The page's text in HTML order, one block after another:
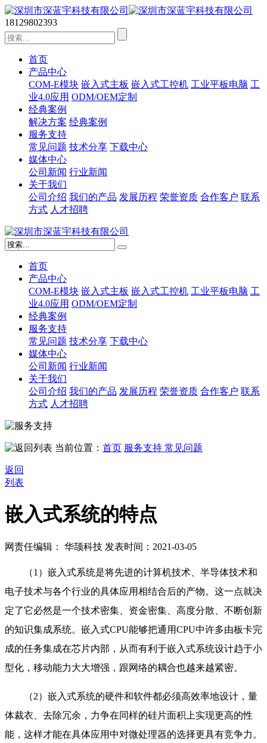
18129802393
首页
产品中心
COM-E模块 嵌入式主板 嵌入式工控机 工业平板电脑 工
业4.0应用 ODM/OEM定制
经典案例
解决方案 经典案例
服务支持
常见问题 技术分享 下载中心
媒体中心
公司新闻 行业新闻
关于我们
公司介绍 我们的产品 发展历程 荣誉资质 合作客户 联系
方式 人才招聘
首页
产品中心
COM-E模块 嵌入式主板 嵌入式工控机 工业平板电脑 工
业4.0应用 ODM/OEM定制
经典案例
服务支持
常见问题 技术分享 下载中心
媒体中心
公司新闻 行业新闻
关于我们
公司介绍 我们的产品 发展历程 荣誉资质 合作客户 联系
方式 人才招聘
当前位置： 首页 服务支持 常见问题
返回
列表
嵌入式系统的特点
网责任编辑： 华颉科技 发表时间：2021-03-05
（1）嵌入式系统是将先进的计算机技术、半导体技术和
电子技术与各个行业的具体应用相结合后的产物。这一点就决
定了它必然是一个技术密集、资金密集、高度分散、不断创新
的知识集成系统。嵌入式CPU能够把通用CPU中许多由板卡完
成的任务集成在芯片内部，从而有利于嵌入式系统设计趋于小
型化，移动能力大大增强，跟网络的耦合也越来越紧密。
（2）嵌入式系统的硬件和软件都必须高效率地设计，量
体裁衣、去除冗余，力争在同样的硅片面积上实现更高的性
能，这样才能在具体应用中对微处理器的选择更具有竞争力。